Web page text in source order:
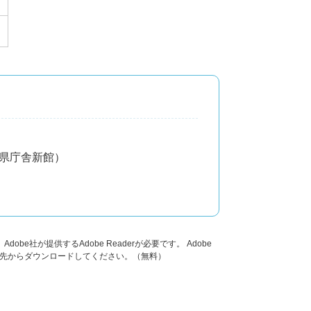
庁舎新館）
社が提供するAdobe Readerが必要です。
Adobe
らダウンロードしてください。（無料）